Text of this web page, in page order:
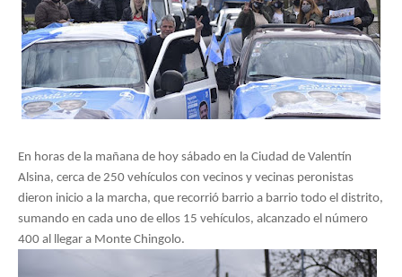
En horas de la mañana de hoy sábado en la Ciudad de Valentín
Alsina, cerca de 250 vehículos con vecinos y vecinas peronistas
dieron inicio a la marcha, que recorrió barrio a barrio todo el distrito,
sumando en cada uno de ellos 15 vehículos, alcanzado el número
400 al llegar a Monte Chingolo.